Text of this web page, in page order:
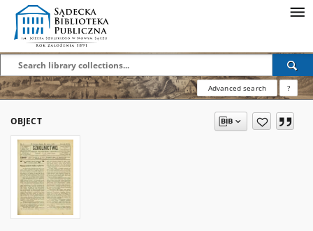
Advanced search ?
OBJECT